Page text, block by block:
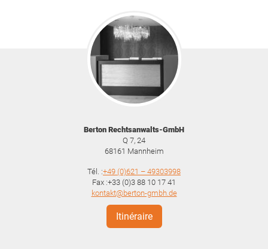
Berton Rechtsanwalts-GmbH
Q 7, 24
68161 Mannheim
Tél. :+49 (0)621 – 49303998
Fax :+33 (0)3 88 10 17 41
kontakt@berton-gmbh.de
Itinéraire